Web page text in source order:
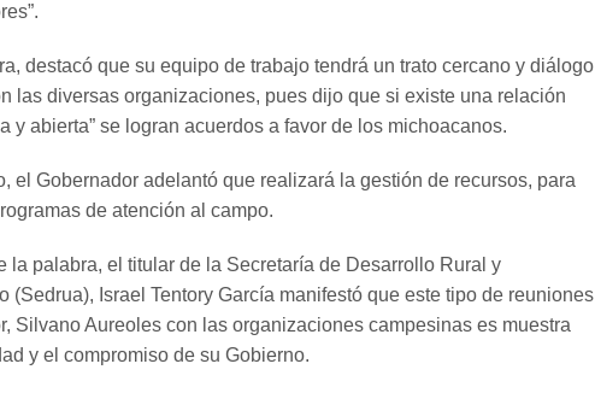
destacó que su equipo de trabajo tendrá un trato cercano y diálogo
las diversas organizaciones, pues dijo que si existe una relación
y abierta” se logran acuerdos a favor de los michoacanos.
el Gobernador adelantó que realizará la gestión de recursos, para
de atención al campo.
la palabra, el titular de la Secretaría de Desarrollo Rural y
(Sedrua), Israel Tentory García manifestó que este tipo de reuniones
Silvano Aureoles con las organizaciones campesinas es muestra
y el compromiso de su Gobierno.